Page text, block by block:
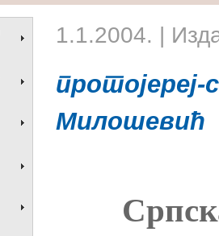
1.1.2004. |
Милошевић